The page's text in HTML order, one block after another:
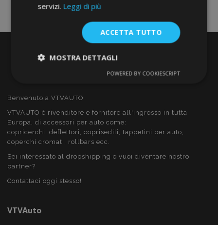
Benvenuto a VTVAUTO
VTVAUTO è rivenditore e fornitore all'ingrosso in tutta
Europa, di accessori per auto come:
copricerchi, deflettori, coprisedili, tappetini per auto,
coperchi cromati, rollbars ecc.
Sei interessato al dropshipping o vuoi diventare nostro
partner?
Contattaci oggi stesso!
VTVAuto
servizi. Leggi di più
ACCETTA TUTTO
MOSTRA DETTAGLI
Performance
Targeting Funzionalità
POWERED BY COOKIESCRIPT